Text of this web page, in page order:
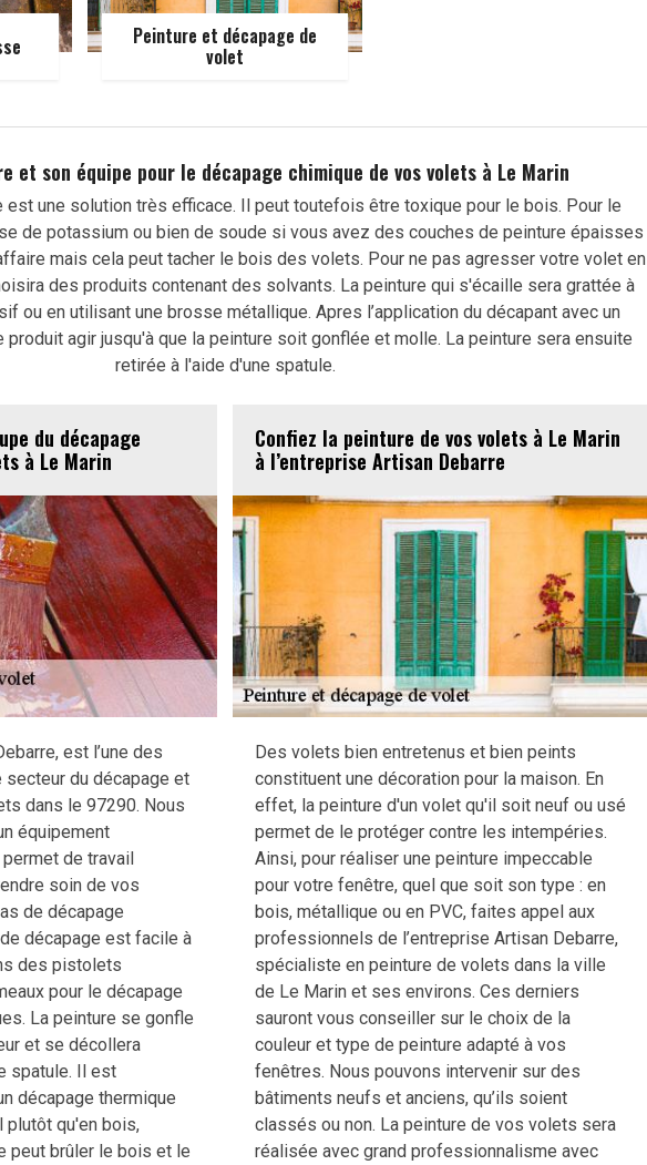
Peinture et décapage de
volet
et son équipe pour le décapage chimique de vos volets à Le Marin
est une solution très efficace. Il peut toutefois être toxique pour le bois. Pour le
de potassium ou bien de soude si vous avez des couches de peinture épaisses
mais cela peut tacher le bois des volets. Pour ne pas agresser votre volet en
des produits contenant des solvants. La peinture qui s'écaille sera grattée à
ou en utilisant une brosse métallique. Apres l’application du décapant avec un
produit agir jusqu'à que la peinture soit gonflée et molle. La peinture sera ensuite
retirée à l'aide d'une spatule.
du décapage
à Le Marin
est l’une des
du décapage et
dans le 97290. Nous
équipement
de travail
soin de vos
de décapage
décapage est facile à
des pistolets
pour le décapage
La peinture se gonfle
et se décollera
spatule. Il est
décapage thermique
plutôt qu'en bois,
peut brûler le bois et le
Confiez la peinture de vos volets à Le Marin
à l’entreprise Artisan Debarre
Des volets bien entretenus et bien peints
constituent une décoration pour la maison. En
effet, la peinture d'un volet qu'il soit neuf ou usé
permet de le protéger contre les intempéries.
Ainsi, pour réaliser une peinture impeccable
pour votre fenêtre, quel que soit son type : en
bois, métallique ou en PVC, faites appel aux
professionnels de l’entreprise Artisan Debarre,
spécialiste en peinture de volets dans la ville
de Le Marin et ses environs. Ces derniers
sauront vous conseiller sur le choix de la
couleur et type de peinture adapté à vos
fenêtres. Nous pouvons intervenir sur des
bâtiments neufs et anciens, qu’ils soient
classés ou non. La peinture de vos volets sera
réalisée avec grand professionnalisme avec